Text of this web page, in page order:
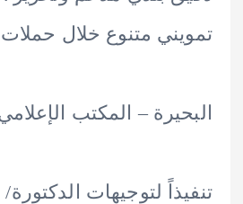
متنوع خلال حملات رقابية
– المكتب الإعلامي
لتوجيهات الدكتورة/